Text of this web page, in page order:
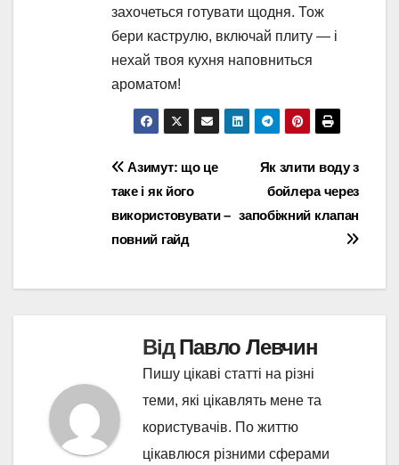
захочеться готувати щодня. Тож
бери каструлю, включай плиту — і
нехай твоя кухня наповниться
ароматом!
Навігація
записів
Як злити воду з
бойлера через
запобіжний клапан
Азимут: що це
таке і як його
використовувати –
повний гайд
ВідПавло Левчин
Пишу цікаві статті на різні
теми, які цікавлять мене та
користувачів. По життю
цікавлюся різними сферами